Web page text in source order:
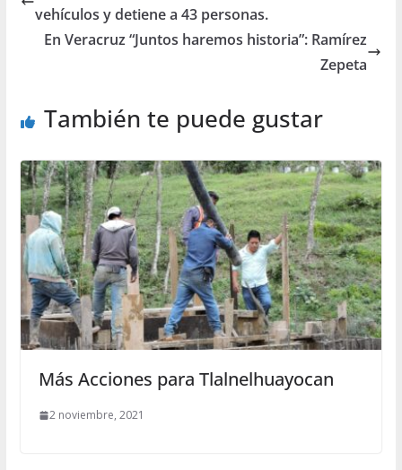
vehículos y detiene a 43 personas.
En Veracruz “Juntos haremos historia”: Ramírez
Zepeta
También te puede gustar
Más Acciones para Tlalnelhuayocan
2 noviembre, 2021